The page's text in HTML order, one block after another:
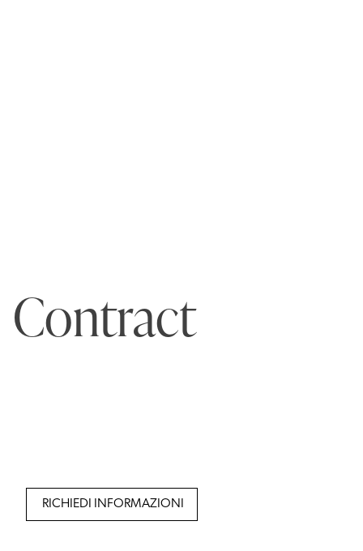
Contract
RICHIEDI INFORMAZIONI